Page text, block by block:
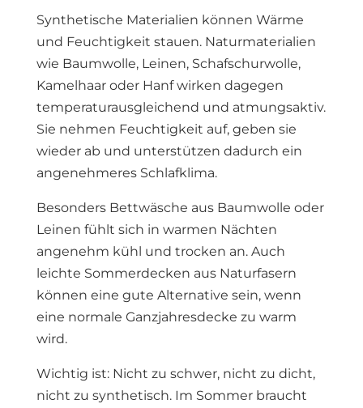
Synthetische Materialien können Wärme
und Feuchtigkeit stauen. Naturmaterialien
wie Baumwolle, Leinen, Schafschurwolle,
Kamelhaar oder Hanf wirken dagegen
temperaturausgleichend und atmungsaktiv.
Sie nehmen Feuchtigkeit auf, geben sie
wieder ab und unterstützen dadurch ein
angenehmeres Schlafklima.
Besonders Bettwäsche aus Baumwolle oder
Leinen fühlt sich in warmen Nächten
angenehm kühl und trocken an. Auch
leichte Sommerdecken aus Naturfasern
können eine gute Alternative sein, wenn
eine normale Ganzjahresdecke zu warm
wird.
Wichtig ist: Nicht zu schwer, nicht zu dicht,
nicht zu synthetisch. Im Sommer braucht